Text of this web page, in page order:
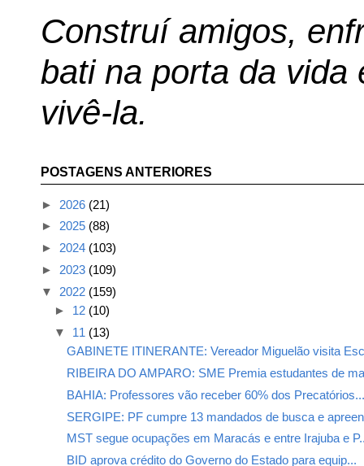
Construí amigos,
bati na porta da vida
vivê-la.
POSTAGENS ANTERIORES
► 2026 (21)
► 2025 (88)
► 2024 (103)
► 2023 (109)
▼ 2022 (159)
► 12 (10)
▼ 11 (13)
GABINETE ITINERANTE: Vereador Miguelão visita
RIBEIRA DO AMPARO: SME Premia estudantes de
BAHIA: Professores vão receber 60% dos
SERGIPE: PF cumpre 13 mandados de busca e
MST segue ocupações em Maracás e entre Irajuba e
BID aprova crédito do Governo do Estado para equip...